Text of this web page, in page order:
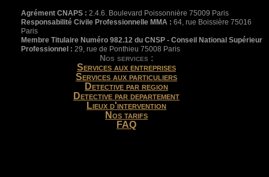
Agrément CNAPS : 2.4.6. Boulevard Poissonnière 75009 Paris
Responsabilité Civile Professionnelle MMA : 64, rue Boissière 75016
Paris
Membre Titulaire Numéro 982.12 du CNSP - Conseil National Supérieur
Professionnel : 29, rue de Ponthieu 75008 Paris
Nos services :
Services aux entreprises
Services aux particuliers
Detective par region
Detective par departement
Lieux d'intervention
Nos tarifs
FAQ